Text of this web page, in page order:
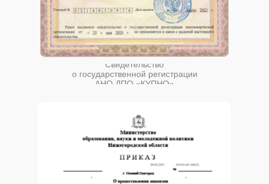
Свидетельство
о государственной регистрации
АНО ДПО «КУПНО»